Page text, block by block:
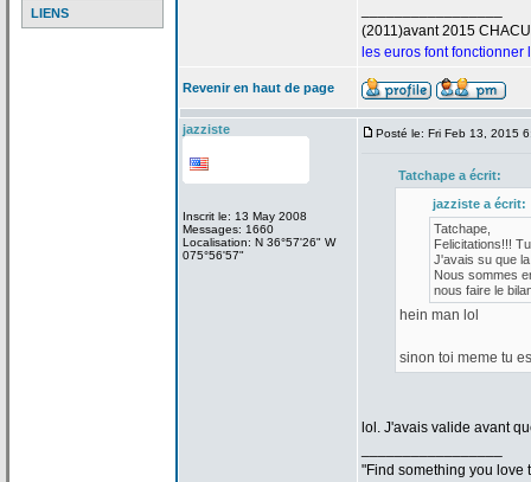
LIENS
(2011)avant 2015
les euros font fonctionner
Revenir en haut de page
jazziste
Inscrit le: 13 May 2008
Messages: 1660
Localisation: N 36°57'26" W
075°56'57"
Posté le: Fri Feb 13, 2015
Tatchape a écrit:
jazziste aécrit:
Tatchape,
Felicitations!!!
J'avais su que la
Nous sommes
nous faire le
hein man lol
sinon toi meme tu
lol. J'avais valide avant
"Find something you love